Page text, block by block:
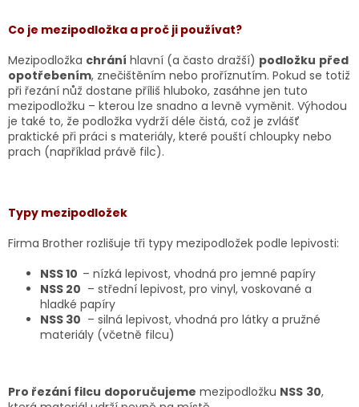
Co je mezipodložka a proč ji používat?
Mezipodložka chrání hlavní (a často dražší) podložku před
opotřebením, znečištěním nebo proříznutím. Pokud se totiž
při řezání nůž dostane příliš hluboko, zasáhne jen tuto
mezipodložku – kterou lze snadno a levně vyměnit. Výhodou
je také to, že podložka vydrží déle čistá, což je zvlášť
praktické při práci s materiály, které pouští chloupky nebo
prach (například právě filc).
Typy mezipodložek
Firma Brother rozlišuje tři typy mezipodložek podle lepivosti:
NSS 10 – nízká lepivost, vhodná pro jemné papíry
NSS 20 – střední lepivost, pro vinyl, voskované a
hladké papíry
NSS 30 – silná lepivost, vhodná pro látky a pružné
materiály (včetně filcu)
Pro řezání filcu doporučujeme mezipodložku NSS 30,